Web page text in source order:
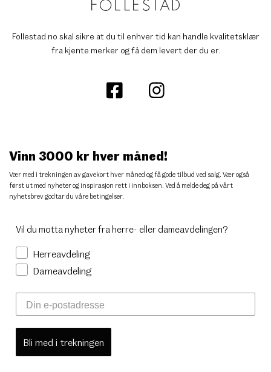
Follestad.no skal sikre at du til enhver tid kan handle kvalitetsklær
fra kjente merker og få dem levert der du er.
Vinn 3000 kr hver måned!
Vær med i trekningen av gavekort hver måned og få gode tilbud ved salg. Vær også
først ut med nyheter og inspirasjon rett i innboksen. Ved å melde deg på vårt
nyhetsbrev godtar du våre betingelser.
Vil du motta nyheter fra herre- eller dameavdelingen?
Herreavdeling
Dameavdeling
Bli med i trekningen